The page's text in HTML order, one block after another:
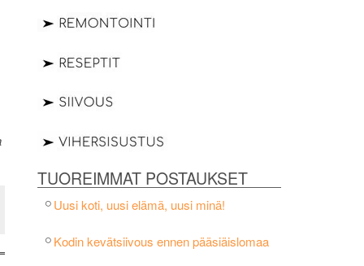
TUOREIMMAT POSTAUKSET
Uusi koti, uusi elämä, uusi minä!
Kodin kevätsiivous ennen pääsiäislomaa